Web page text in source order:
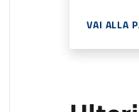
VAI ALLA